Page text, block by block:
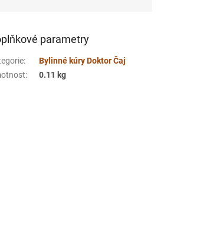
parametry
:
Bylinné kúry Doktor Čaj
: 0.11 kg